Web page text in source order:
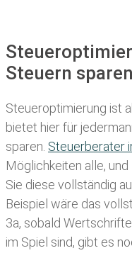
Steuern
Steueroptimierung ist
bietet hier für
sparen. Steuerberater
Möglichkeiten alle,
Sie diese vollständig
Beispiel wäre das
3a, sobald
im Spiel sind, gibt es